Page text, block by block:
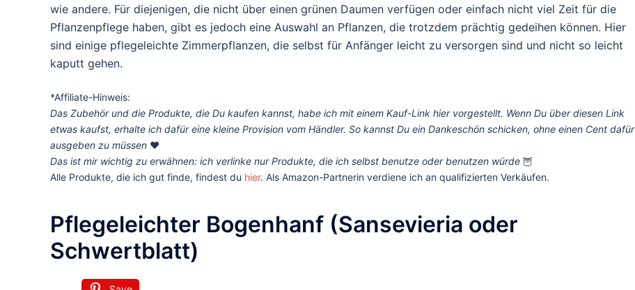
wie andere. Für diejenigen, die nicht über einen grünen Daumen verfügen oder einfach nicht viel Zeit für die
Pflanzenpflege haben, gibt es jedoch eine Auswahl an Pflanzen, die trotzdem prächtig gedeihen können. Hier
sind einige pflegeleichte Zimmerpflanzen, die selbst für Anfänger leicht zu versorgen sind und nicht so leicht
kaputt gehen.
*Affiliate-Hinweis:
Das Zubehör und die Produkte, die Du kaufen kannst, habe ich mit einem Kauf-Link hier vorgestellt. Wenn Du über diesen Link
etwas kaufst, erhalte ich dafür eine kleine Provision vom Händler. So kannst Du ein Dankeschön schicken, ohne einen Cent dafür
ausgeben zu müssen ❤️
Das ist mir wichtig zu erwähnen: ich verlinke nur Produkte, die ich selbst benutze oder benutzen würde 🦉
Alle Produkte, die ich gut finde, findest du hier. Als Amazon-Partnerin verdiene ich an qualifizierten Verkäufen.
Pflegeleichter Bogenhanf (Sansevieria oder
Schwertblatt)